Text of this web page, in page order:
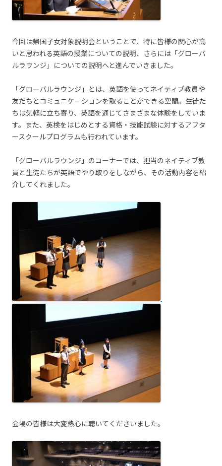
今回は帰国子女対象説明会ということで、特に皆様の関心が高
いと思われる英語の授業についての説明、さらには「グローバ
ルラウンジ」についての説明へと進んでいきました。
「グローバルラウンジ」とは、英語を使ってネイティブ教員や
友だちとコミュニケーションを取ることができる空間。生徒た
ちは気軽に立ち寄り、英語を通じてさまざまな体験をしていま
す。また、英検をはじめとする資格・技能試験に対するアフタ
ースクールプログラムも行われています。
「グローバルラウンジ」のコーナーでは、担当のネイティブ教
員と生徒たちが英語でやり取りをしながら、その活動内容を紹
介してくれました。
会場の皆様は大変熱心に聴いてくださいました。